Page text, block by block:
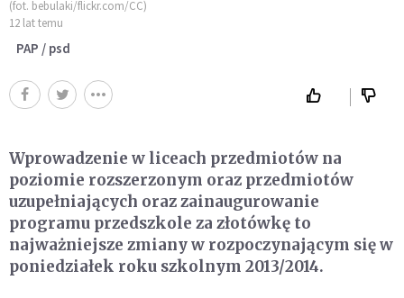
(fot. bebulaki/flickr.com/CC)
12 lat temu
PAP / psd
Wprowadzenie w liceach przedmiotów na
poziomie rozszerzonym oraz przedmiotów
uzupełniających oraz zainaugurowanie
programu przedszkole za złotówkę to
najważniejsze zmiany w rozpoczynającym się w
poniedziałek roku szkolnym 2013/2014.